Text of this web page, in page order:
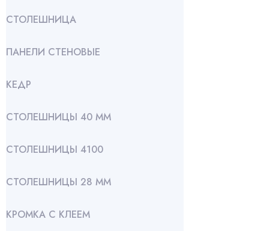
СТОЛЕШНИЦА
ПАНЕЛИ СТЕНОВЫЕ
КЕДР
СТОЛЕШНИЦЫ 40 ММ
СТОЛЕШНИЦЫ 4100
СТОЛЕШНИЦЫ 28 ММ
КРОМКА С КЛЕЕМ